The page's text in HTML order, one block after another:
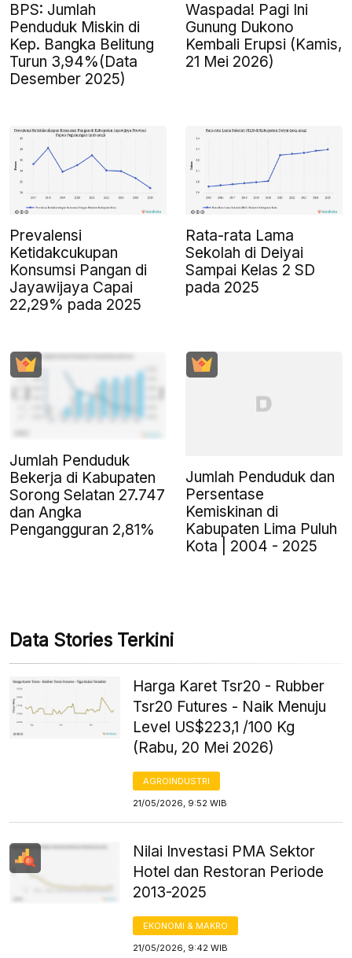
BPS: Jumlah
Penduduk Miskin di
Kep. Bangka Belitung
Turun 3,94%(Data
Desember 2025)
Waspada! Pagi Ini
Gunung Dukono
Kembali Erupsi (Kamis,
21 Mei 2026)
Prevalensi
Ketidakcukupan
Konsumsi Pangan di
Jayawijaya Capai
22,29% pada 2025
Rata-rata Lama
Sekolah di Deiyai
Sampai Kelas 2 SD
pada 2025
Jumlah Penduduk
Bekerja di Kabupaten
Sorong Selatan 27.747
dan Angka
Pengangguran 2,81%
Jumlah Penduduk dan
Persentase
Kemiskinan di
Kabupaten Lima Puluh
Kota | 2004 - 2025
Data Stories Terkini
Harga Karet Tsr20 - Rubber
Tsr20 Futures - Naik Menuju
Level US$223,1 /100 Kg
(Rabu, 20 Mei 2026)
AGROINDUSTRI
21/05/2026, 9:52 WIB
Nilai Investasi PMA Sektor
Hotel dan Restoran Periode
2013-2025
EKONOMI & MAKRO
21/05/2026, 9:42 WIB